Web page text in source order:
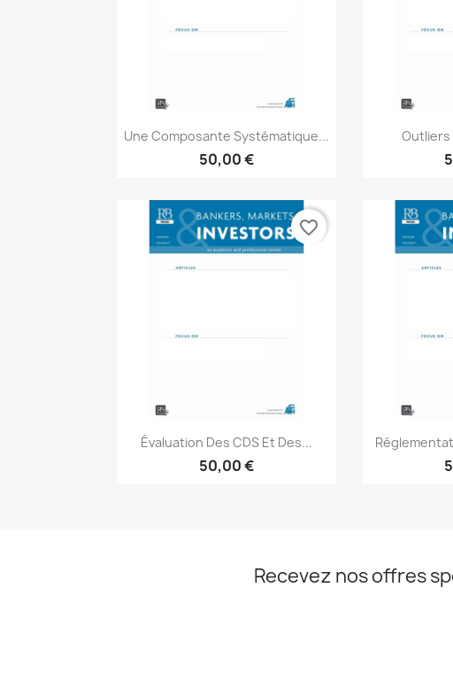
Aperçu rapide
Une Composante Systématique...
50,00 €

Outliers
Aperçu rapide
Évaluation Des CDS Et Des...
50,00 €
favorite_border

Recevez nos offres